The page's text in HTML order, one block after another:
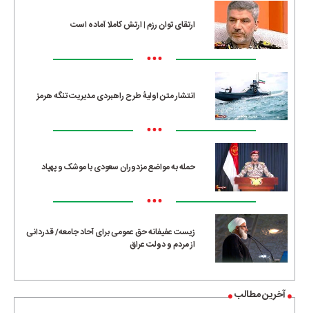
ارتقای توان رزم | ارتش کاملا آماده است
•••
انتشار متن اولیۀ طرح راهبردی مدیریت تنگه هرمز
•••
حمله به مواضع مزدوران سعودی با موشک و پهپاد
•••
زیست عفیفانه حق عمومی برای آحاد جامعه/ قدردانی
از مردم و دولت عراق
آخرین مطالب